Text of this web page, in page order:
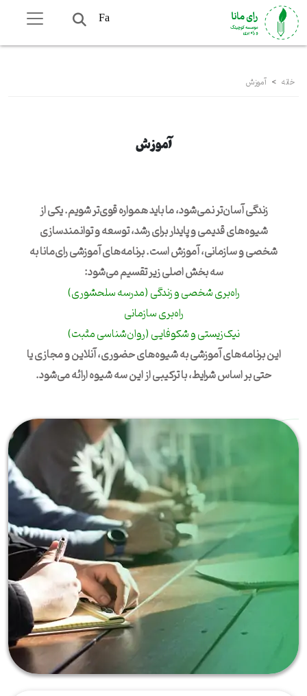
Fa
خانه > آموزش
آموزش
زندگی آسان‌تر نمی‌شود، ما باید همواره قوی‌تر شویم. یکی از
شیوه‌های قدیمی و پایدار برای رشد، توسعه و توانمندسازی
شخصی و سازمانی، آموزش است. برنامه‌های آموزشی رای‌مانا به
سه بخش اصلی زیر تقسیم می‌شود:
راه‌بری شخصی و زندگی (مدرسه سلحشوری)
راه‌بری سازمانی
نیک‌زیستی و شکوفایی (روان‌شناسی مثبت)
این برنامه‌های آموزشی به شیوه‌های حضوری، آنلاین و مجازی یا
حتی بر اساس شرایط، با ترکیبی از این سه شیوه ارائه می‌شود.